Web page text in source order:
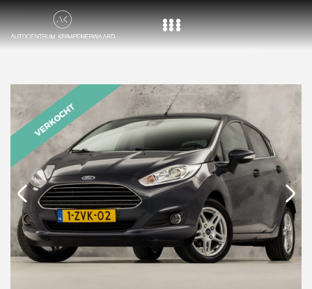
Aanbod
Diensten
Over ons
Vacature
Contact